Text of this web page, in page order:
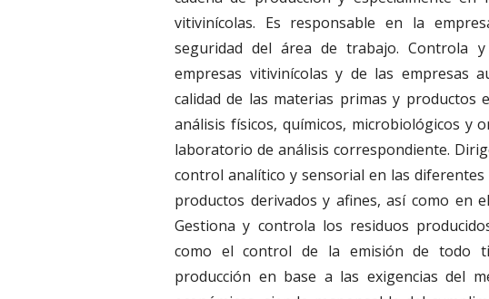
vitivinícolas. Es responsable en la
seguridad del área de trabajo. Controla
empresas vitivinícolas y de las empresas
calidad de las materias primas y productos
análisis físicos, químicos, microbiológicos y
laboratorio de análisis correspondiente.
control analítico y sensorial en las
productos derivados y afines, así como en
Gestiona y controla los residuos
como el control de la emisión de todo
producción en base a las exigencias del